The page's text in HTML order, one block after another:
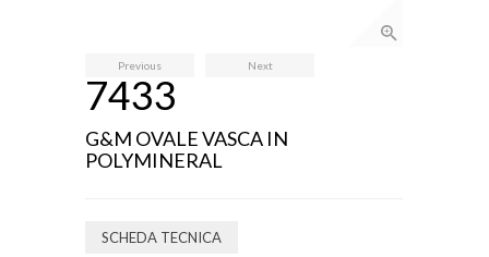
Previous Next
7433
G&M OVALE VASCA IN
POLYMINERAL
SCHEDA TECNICA